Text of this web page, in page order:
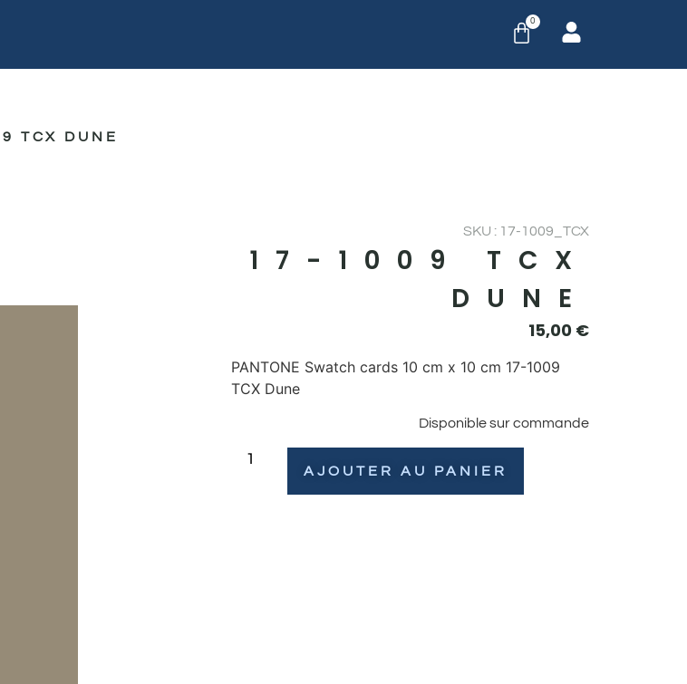
0
TCX DUNE
SKU : 17-1009_TCX
17-1009 TCX
DUNE
15,00 €
PANTONE Swatch cards 10 cm x 10 cm 17-1009
TCX Dune
Disponible sur commande
AJOUTER AU PANIER